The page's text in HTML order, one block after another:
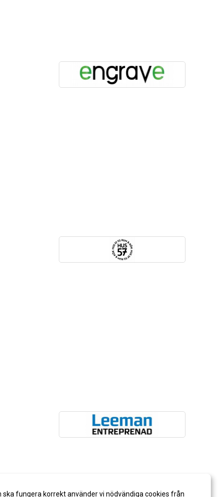
ska fungera korrekt använder vi nödvändiga cookies från